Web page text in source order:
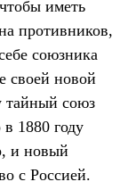
иметь
противников,
союзника
своей новой
тайный союз
1880 году
и новый
с Россией.